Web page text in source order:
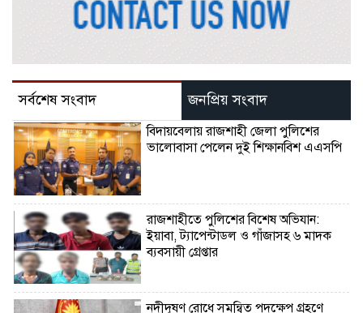
সর্বশেষ সংবাদ জনপ্রিয় সংবাদ
বিদায়বেলায় রাজশাহী জেলা পুলিশের
ভালোবাসা পেলেন দুই শিক্ষানবিশ এএসপি
রাজশাহীতে পুলিশের বিশেষ অভিযান:
ইয়াবা, ট্যাপেন্টাডল ও গাঁজাসহ ৬ মাদক
ব্যবসায়ী গ্রেপ্তার
নদীদূষণ রোধে সমন্বিত পদক্ষেপ গ্রহণে